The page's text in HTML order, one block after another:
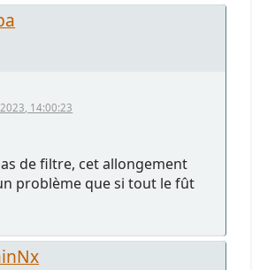
14:00:23
de filtre, cet allongement
problème que si tout le fût